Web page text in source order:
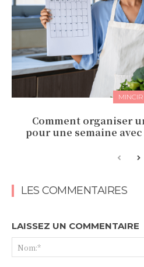
MINCIR
Comment organiser
pour une semaine
LES COMMENTAIRES
LAISSEZ UN COMMENTAIRE